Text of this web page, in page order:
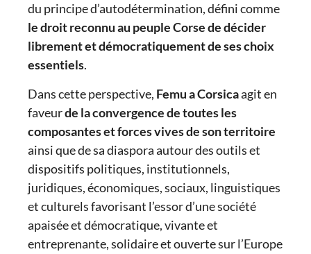
du principe d’autodétermination, défini comme
le droit reconnu au peuple Corse de décider
librement et démocratiquement de ses choix
essentiels.
Dans cette perspective, Femu a Corsicaagit en
faveurde la convergence de toutes les
composantes et forces vives de son territoire
ainsi que de sa diaspora autour des outils et
dispositifs politiques, institutionnels,
juridiques, économiques, sociaux, linguistiques
et culturels favorisant l’essor d’une société
apaisée et démocratique, vivante et
entreprenante, solidaire et ouverte sur l’Europe